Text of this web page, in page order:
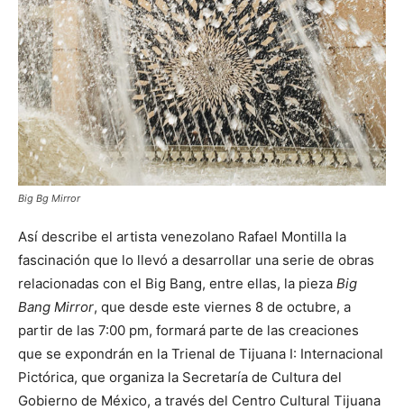
Big Bg Mirror
Así describe el artista venezolano Rafael Montilla la
fascinación que lo llevó a desarrollar una serie de obras
relacionadas con el Big Bang, entre ellas, la pieza Big
Bang Mirror, que desde este viernes 8 de octubre, a
partir de las 7:00 pm, formará parte de las creaciones
que se expondrán en la Trienal de Tijuana I: Internacional
Pictórica, que organiza la Secretaría de Cultura del
Gobierno de México, a través del Centro Cultural Tijuana